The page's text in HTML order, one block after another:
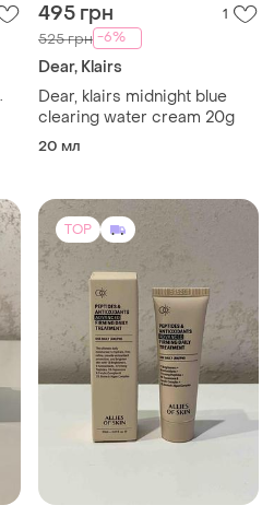
495 грн 1
525 грн -6%
Dear, Klairs
Dear, klairs midnight blue
clearing water cream 20g
20 мл
TOP